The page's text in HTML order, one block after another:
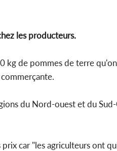
les producteurs.
kg de pommes de terre
du Nord-ouest et du
prix car "les agriculteurs ont